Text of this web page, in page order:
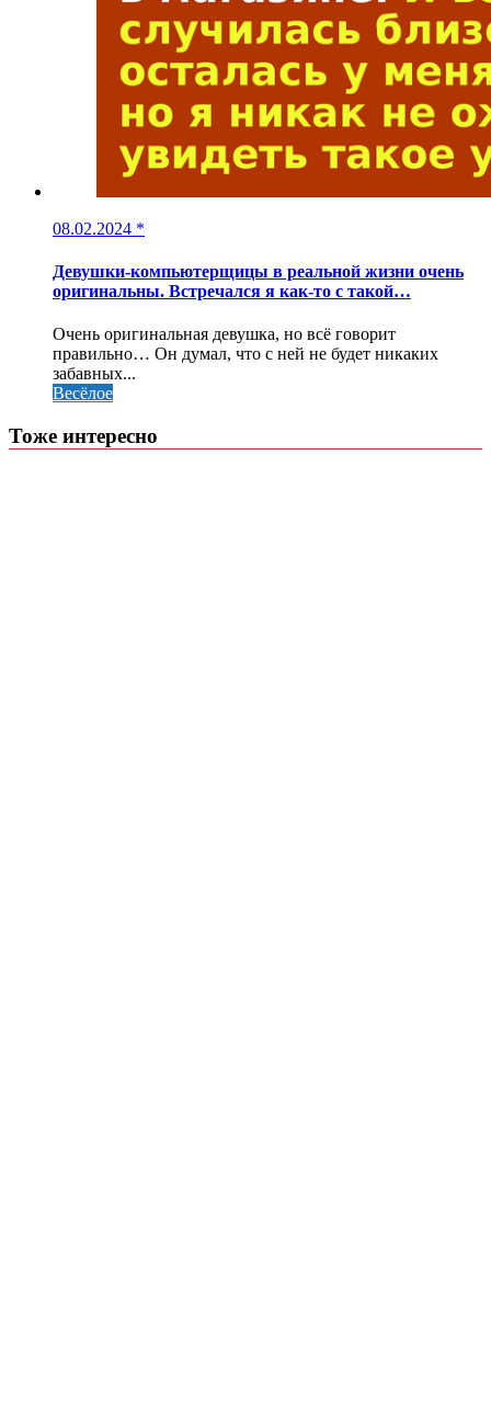
08.02.2024 *
Девушки-компьютерщицы в реальной жизни очень
оригинальны. Встречался я как-то с такой…
Очень оригинальная девушка, но всё говорит
правильно… Он думал, что с ней не будет никаких
забавных...
Весёлое
Тоже интересно